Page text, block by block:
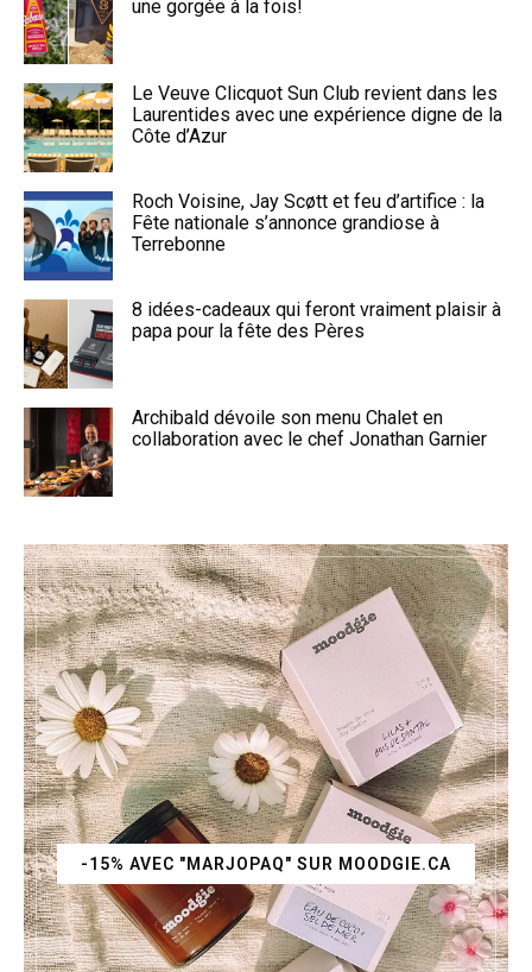
une gorgée à la fois!
Le Veuve Clicquot Sun Club revient dans les
Laurentides avec une expérience digne de la
Côte d’Azur
Roch Voisine, Jay Scøtt et feu d’artifice : la
Fête nationale s’annonce grandiose à
Terrebonne
8 idées-cadeaux qui feront vraiment plaisir à
papa pour la fête des Pères
Archibald dévoile son menu Chalet en
collaboration avec le chef Jonathan Garnier
-15% AVEC "MARJOPAQ" SUR MOODGIE.CA